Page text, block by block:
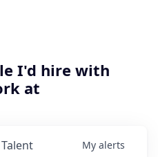
I'd hire with
at
Talent My alerts